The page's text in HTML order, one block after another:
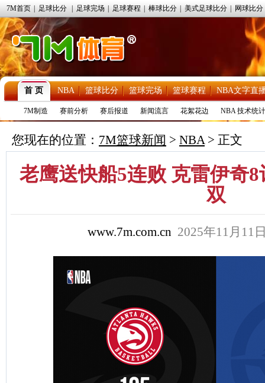
7M首页 足球比分 足球完场 足球赛程 棒球比分 美式足球比分 网球比分
首 页 NBA 篮球比分 篮球完场 篮球赛程 NBA文字直
7M制造 赛前分析 赛后报道 新闻流言 花絮花边 NBA 技术统计
您现在的位置： 7M篮球新闻 > NBA> 正文
老鹰送快船5连败 克雷伊奇
双
www.7m.com.cn 2025年11月11